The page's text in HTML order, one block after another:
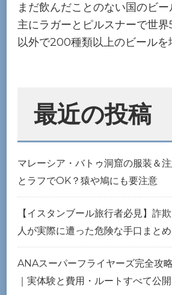
まだ飲んだことのない国のビー
主にラガーとピルスナーで世
以外で200種類以上のビールを
最近の投稿
マレーシア・バトゥ洞窟の服装＆
とラフでOK？猿や鳩にも要注意
【イスタンブール旅行者必見】詐
人が実際に遭った危険な手口まと
ANAスーパーフライヤーズ完全攻
｜実体験と費用・ルートすべて公開